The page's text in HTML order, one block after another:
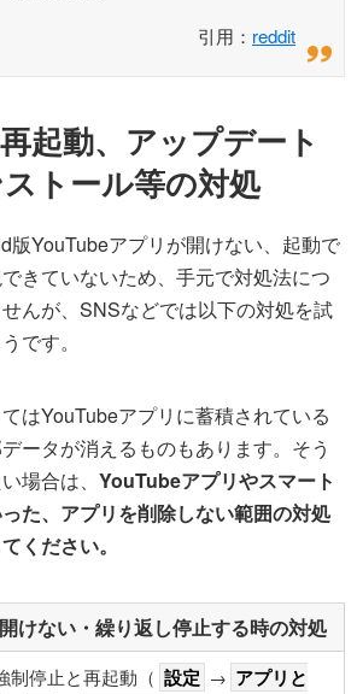
引用： reddit
起動、アップデート
トール等の対処
版YouTubeアプリが開けない、起動で
きていないため、手元で対処法につ
んが、SNSなどでは以下の対処を試
です。
はYouTubeアプリに蓄積されている
ータが消えるものもあります。そう
場合は、 YouTubeアプリやスマート
た、アプリを削除しない範囲の対処
ください。
けない・繰り返し停止する時の対処
制停止と再起動（ 設定 → アプリと